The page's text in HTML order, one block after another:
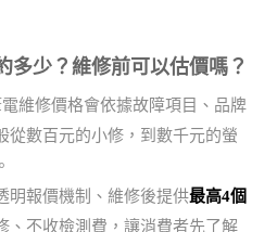
多少？維修前可以估價嗎？
維修價格會依據故障項目、品牌
從數百元的小修，到數千元的螢
明報價機制、維修後提供最高4個
、不收檢測費，讓消費者先了解